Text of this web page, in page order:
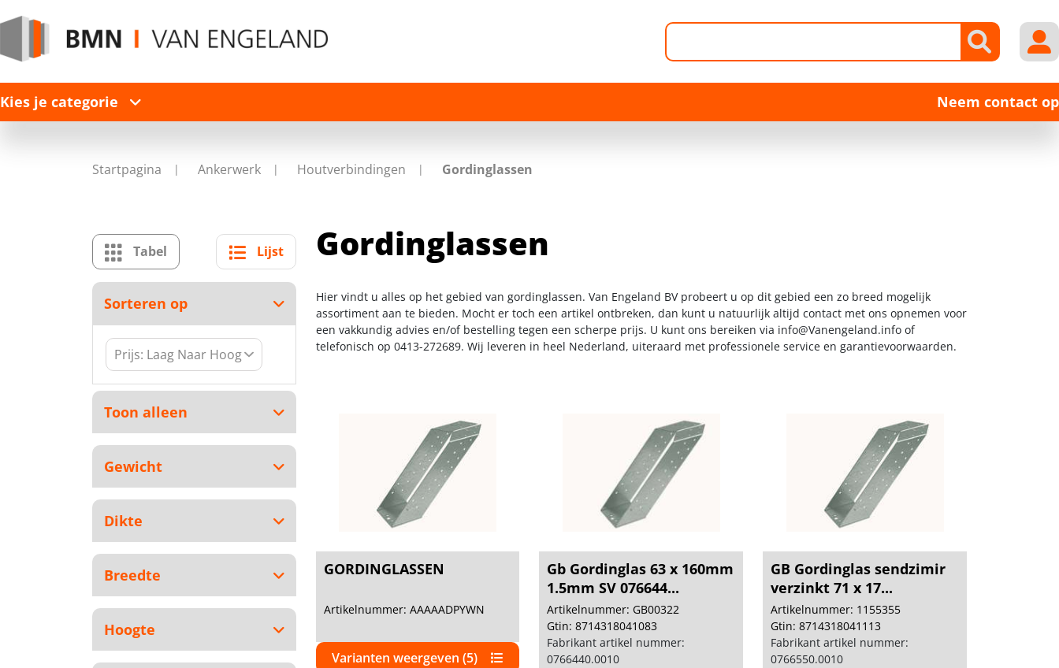
Kies je categorie Neem contact op
Startpagina Ankerwerk Houtverbindingen Gordinglassen
Tabel Lijst
Sorteren op
Toon alleen
Gewicht
Dikte
Breedte
Hoogte
Gordinglassen
Hier vindt u alles op het gebied van gordinglassen. Van Engeland BV probeert u op dit gebied een zo breed mogelijk
assortiment aan te bieden. Mocht er toch een artikel ontbreken, dan kunt u natuurlijk altijd contact met ons opnemen voor
een vakkundig advies en/of bestelling tegen een scherpe prijs. U kunt ons bereiken via info@Vanengeland.infoof
telefonisch op 0413-272689. Wij leveren in heel Nederland, uiteraard met professionele service en garantievoorwaarden.
GORDINGLASSEN
Artikelnummer: AAAAADPYWN
Varianten weergeven (5)
Gb Gordinglas 63 x 160mm
1.5mm SV 076644...
Artikelnummer: GB00322
Gtin: 8714318041083
Fabrikant artikel nummer:
0766440.0010
GB Gordinglas sendzimir
verzinkt 71 x 17...
Artikelnummer: 1155355
Gtin: 8714318041113
Fabrikant artikel nummer:
0766550.0010